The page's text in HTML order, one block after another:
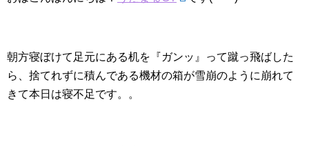
朝方寝ぼけて足元にある机を『ガンッ』って蹴っ飛ばした
ら、捨てれずに積んである機材の箱が雪崩のように崩れて
きて本日は寝不足です。。